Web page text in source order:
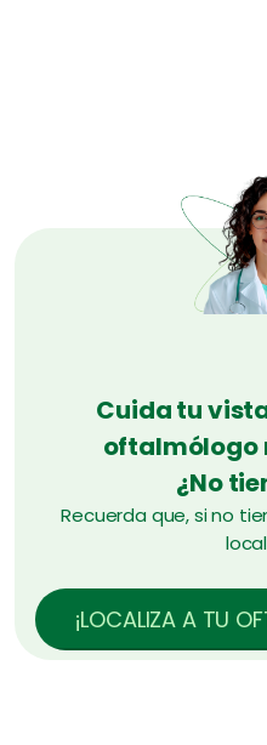
Cuida tu
oftalmólogo
¿No
Recuerda que, si no
¡LOCALIZA A TU